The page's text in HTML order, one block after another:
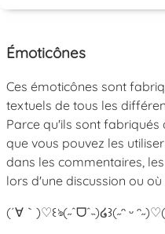
Émoticônes
Ces émoticônes sont
textuels de tous les
Parce qu'ils sont
que vous pouvez les
dans les commentaires,
lors d'une discussion ou où
(´∀｀)♡꒰ঌ(˶ˆᗜˆ˵)໒꒱(˶ᵔ ᵕ ᵔ˶)